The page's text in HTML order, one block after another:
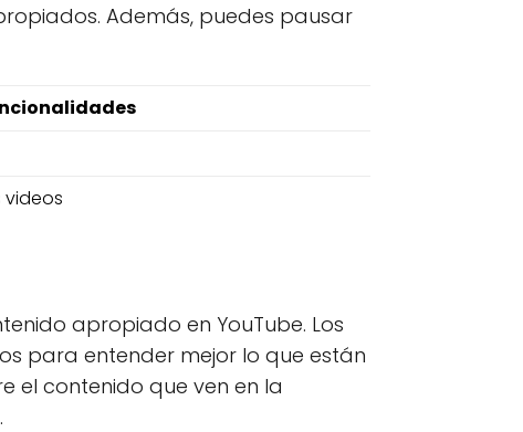
Además, puedes pausar
videos
apropiado en YouTube. Los
para entender mejor lo que están
el contenido que ven en la